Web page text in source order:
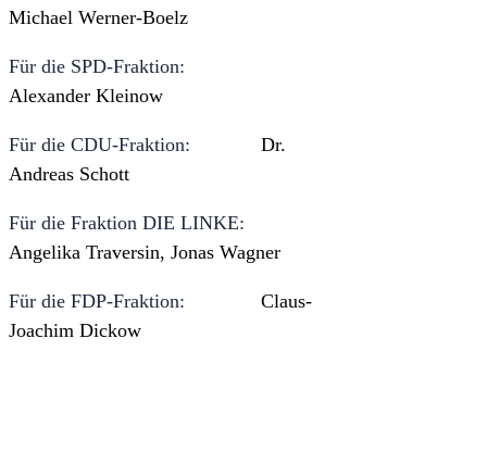
Michael Werner-Boelz
Für die SPD-Fraktion:
Alexander Kleinow
Für die CDU-Fraktion: Dr.
Andreas Schott
Für die Fraktion DIE LINKE:
Angelika Traversin, Jonas Wagner
Für die FDP-Fraktion: Claus-
Joachim Dickow